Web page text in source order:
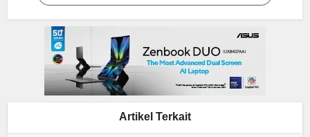
Artikel Terkait